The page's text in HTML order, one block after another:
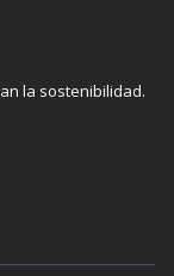
la sostenibilidad.